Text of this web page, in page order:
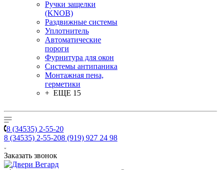
Ручки защелки
(KNOB)
Раздвижные системы
Уплотнитель
Автоматические
пороги
Фурнитура для окон
Системы антипаника
Монтажная пена,
герметики
+ ЕЩЕ 15
8 (34535) 2-55-20
8 (34535) 2-55-208 (919) 927 24 98
Заказать звонок